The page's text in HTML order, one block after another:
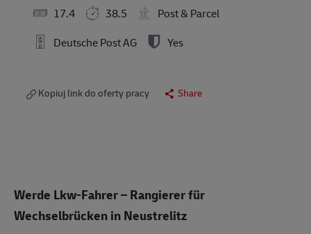
17.4
38.5
Post & Parcel
Deutsche Post AG
Yes
Kopiuj link do oferty pracy Share
Werde Lkw-Fahrer – Rangierer für
Wechselbrücken in Neustrelitz